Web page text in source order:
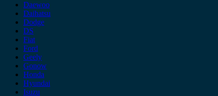
Daewoo
Daihatsu
Dodge
DS
Fiat
Ford
Geely
Gonow
Honda
Hyundai
Isuzu